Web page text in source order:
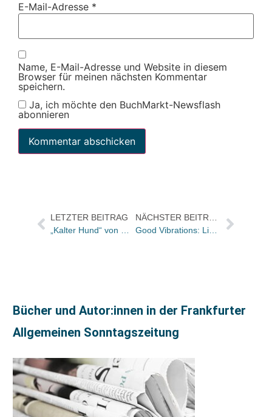
E-Mail-Adresse *
Name, E-Mail-Adresse und Website in diesem
Browser für meinen nächsten Kommentar
speichern.
Ja, ich möchte den BuchMarkt-Newsflash
abonnieren
LETZTER BEITRAG
Bücher und Autor:innen in der Frankfurter
Allgemeinen Sonntagszeitung